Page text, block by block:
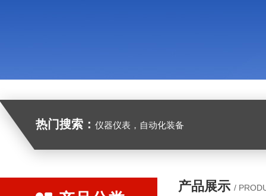
热门搜索： 仪器仪表，自动化装备
产品展示 /